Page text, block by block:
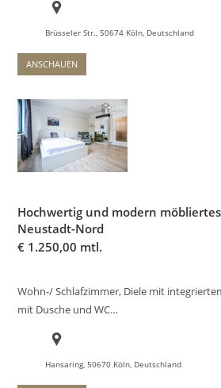
Brüsseler Str., 50674 Köln, Deutschland
ANSCHAUEN
Hochwertig und modern
Neustadt-Nord
€ 1.250,00 mtl.
Wohn-/ Schlafzimmer, Diele mit
mit Dusche und WC…
Hansaring, 50670 Köln, Deutschland